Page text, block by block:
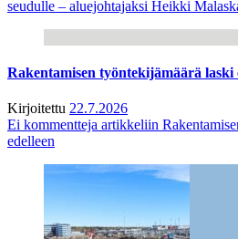
seudulle – aluejohtajaksi Heikki
Rakentamisen työntekijämäärä laski
Kirjoitettu 22.7.2026
Ei kommentteja artikkeliin
edelleen